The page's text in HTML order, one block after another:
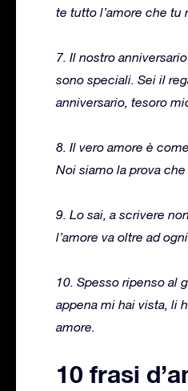
te tutto l’amore che tu
7. Il nostro
sono speciali. Sei il
anniversario, tesoro
8. Il vero amore è
Noi siamo la prova
9. Lo sai, a scrivere
l’amore va oltre ad
10. Spesso ripenso al
appena mi hai vista, li
amore.
10 frasi